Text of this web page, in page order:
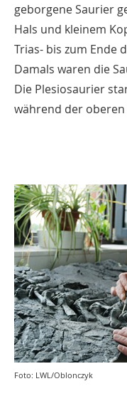
geborgene Saurier
Hals und kleinem
Trias- bis zum Ende
Damals waren die
Die Plesiosaurier
während der oberen
Foto: LWL/Oblonczyk